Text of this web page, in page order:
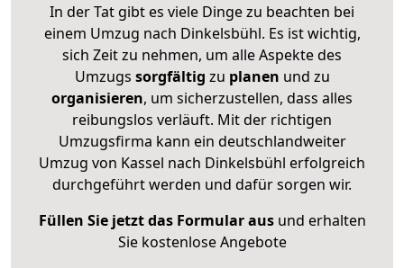
In der Tat gibt es viele Dinge zu beachten bei
einem Umzug nach Dinkelsbühl. Es ist wichtig,
sich Zeit zu nehmen, um alle Aspekte des
Umzugs sorgfältig zu planen und zu
organisieren, um sicherzustellen, dass alles
reibungslos verläuft. Mit der richtigen
Umzugsfirma kann ein deutschlandweiter
Umzug von Kassel nach Dinkelsbühl erfolgreich
durchgeführt werden und dafür sorgen wir.
Füllen Sie jetzt das Formular ausund erhalten
Sie kostenlose Angebote